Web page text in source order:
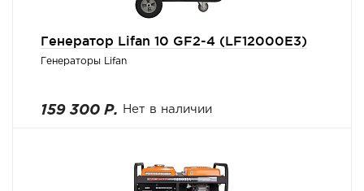
Генератор Lifan 10 GF2-4 (LF12000E3)
Генераторы Lifan
159 300 Р. Нет в наличии